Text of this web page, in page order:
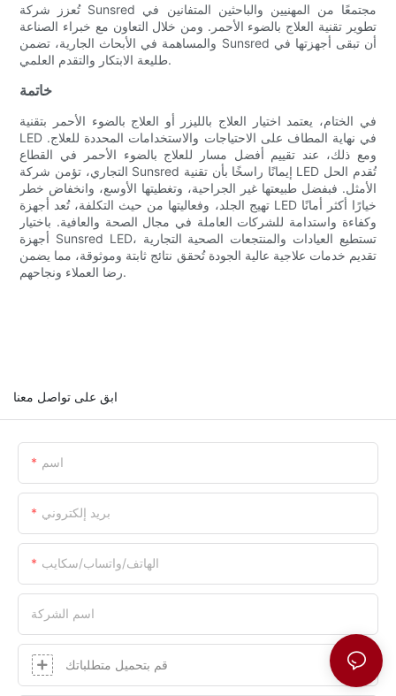
تُعزز شركة Sunsred مجتمعًا من المهنيين والباحثين المتفانين في
تطوير تقنية العلاج بالضوء الأحمر. ومن خلال التعاون مع خبراء الصناعة
والمساهمة في الأبحاث الجارية، تضمن Sunsred أن تبقى أجهزتها في
طليعة الابتكار والتقدم العلمي.
خاتمة
في الختام، يعتمد اختيار العلاج بالليزر أو العلاج بالضوء الأحمر بتقنية
LED في نهاية المطاف على الاحتياجات والاستخدامات المحددة للعلاج.
ومع ذلك، عند تقييم أفضل مسار للعلاج بالضوء الأحمر في القطاع
التجاري، تؤمن شركة Sunsred إيمانًا راسخًا بأن تقنية LED تُقدم الحل
الأمثل. فبفضل طبيعتها غير الجراحية، وتغطيتها الأوسع، وانخفاض خطر
تهيج الجلد، وفعاليتها من حيث التكلفة، تُعد أجهزة LED خيارًا أكثر أمانًا
وكفاءة واستدامة للشركات العاملة في مجال الصحة والعافية. باختيار
أجهزة Sunsred LED، تستطيع العيادات والمنتجعات الصحية التجارية
تقديم خدمات علاجية عالية الجودة تُحقق نتائج ثابتة وموثوقة، مما يضمن
رضا العملاء ونجاحهم.
ابق على تواصل معنا
اسم
بريد إلكتروني
الهاتف/واتساب/سكايب
اسم الشركة
قم بتحميل متطلباتك